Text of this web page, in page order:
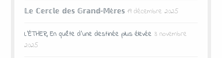
𝕃𝕖 ℂ𝕖𝕣𝕔𝕝𝕖 𝕕𝕖𝕤 𝔾𝕣𝕒𝕟𝕕-𝕄è𝕣𝕖𝕤 19 décembre 2025
L’ÉTHER, En quête d’une destinée plus élevée 3 novembre
2025